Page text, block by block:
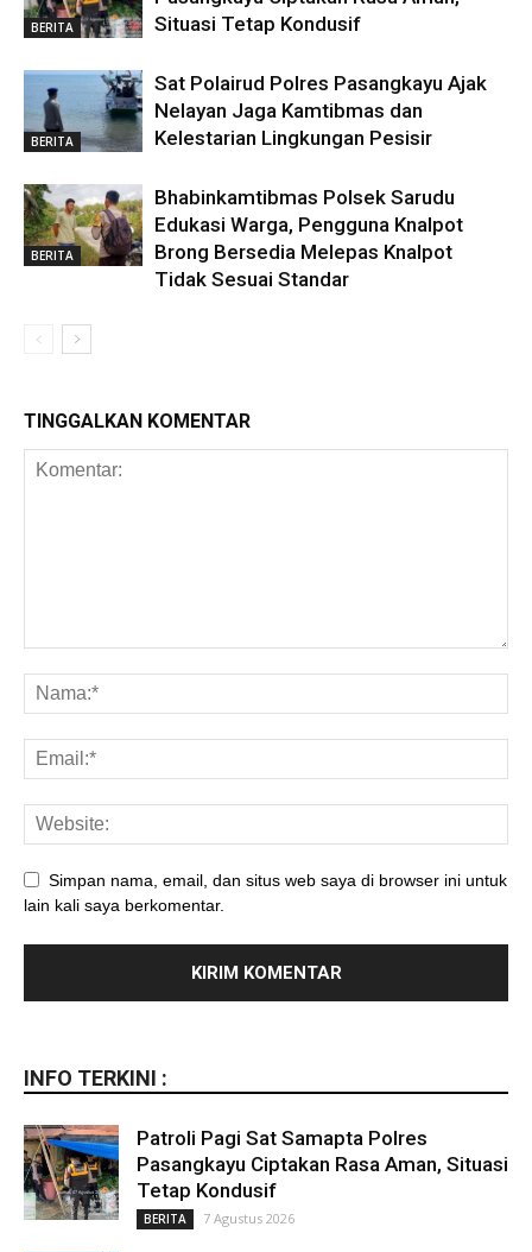
BERITA
Situasi Tetap Kondusif
BERITA
Sat Polairud Polres Pasangkayu Ajak
Nelayan Jaga Kamtibmas dan
Kelestarian Lingkungan Pesisir
BERITA
Bhabinkamtibmas Polsek Sarudu
Edukasi Warga, Pengguna Knalpot
Brong Bersedia Melepas Knalpot
Tidak Sesuai Standar
TINGGALKAN KOMENTAR
Simpan nama, email, dan situs web saya di browser ini untuk
lain kali saya berkomentar.
INFO TERKINI :
Patroli Pagi Sat Samapta Polres
Pasangkayu Ciptakan Rasa Aman, Situasi
Tetap Kondusif
BERITA 7 Agustus 2026